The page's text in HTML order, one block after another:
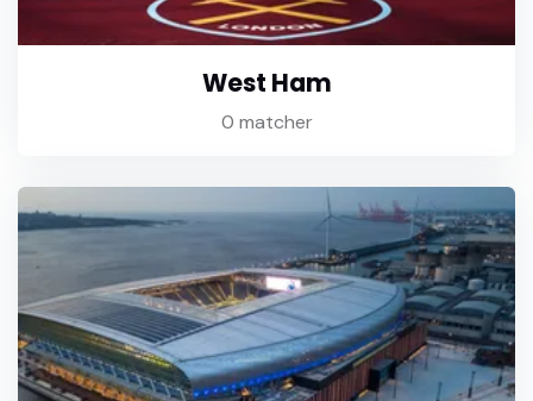
West Ham
0 matcher